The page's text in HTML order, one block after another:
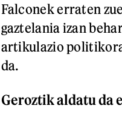
Falconek erraten
gaztelania izan
artikulazio
da.
Geroztik aldatu da